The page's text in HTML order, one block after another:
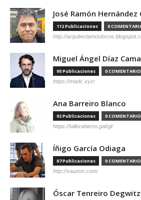
José Ramón Hernández
112 Publicaciones 0
http://
Miguel Ángel Díaz
95 Publicaciones 0
https://madc.xyz/
Ana Barreiro Blanco
92 Publicaciones 0
https://tallerabierto.gal/gl/
Íñigo García Odiaga
87 Publicaciones 0
http://vaumm.com/
Óscar Tenreiro Degwitz